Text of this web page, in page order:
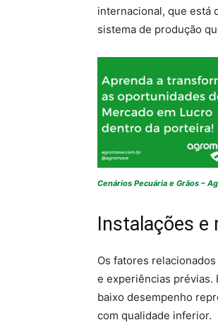
internacional, que está
sistema de produção
Cenários Pecuária e Grãos –
Instalações e
Os fatores
e experiências prévias.
baixo desempenho
com qualidade inferior.